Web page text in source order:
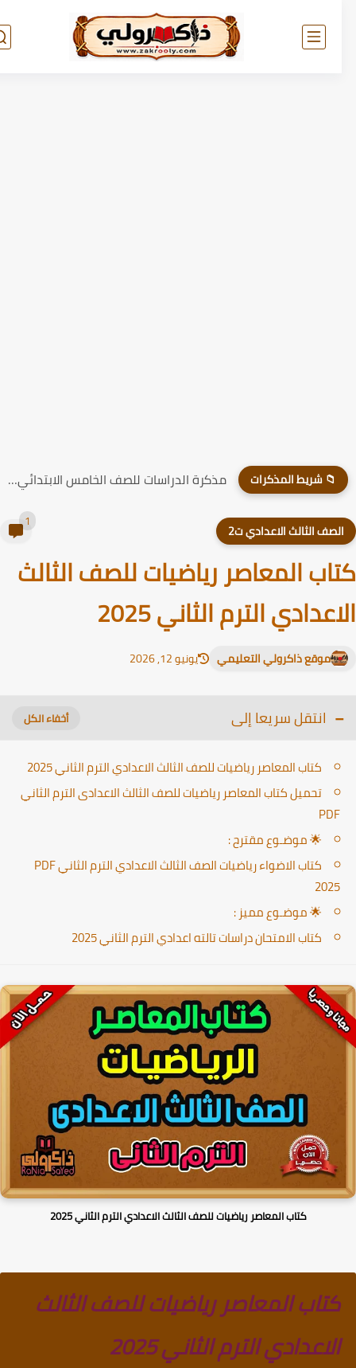
📁 شريط المذكرات مذكرة الدراسات للصف الخامس الابتدائي الترم الاول 2026
الثالث الاعدادي ت2
المعاصر رياضيات للصف الثالث
الترم الثاني 2025
موقع ذاكرولي التعليمي يونيو 12, 2026
انتقل سريعا إلى
كتاب المعاصر رياضيات للصف الثالث الاعدادي الترم الثاني 2025
تحميل كتاب المعاصر رياضيات للصف الثالث الاعدادى الترم الثاني
PDF
🌟 موضـوع مقترح :
كتاب الاضواء رياضيات الصف الثالث الاعدادي الترم الثاني PDF
2025
🌟 موضـوع مميز :
كتاب الامتحان دراسات تالته اعدادي الترم الثاني 2025
كتاب المعاصر رياضيات للصف الثالث الاعدادي الترم الثاني 2025
كتاب المعاصر رياضيات للصف الثالث
الاعدادي الترم الثاني 2025